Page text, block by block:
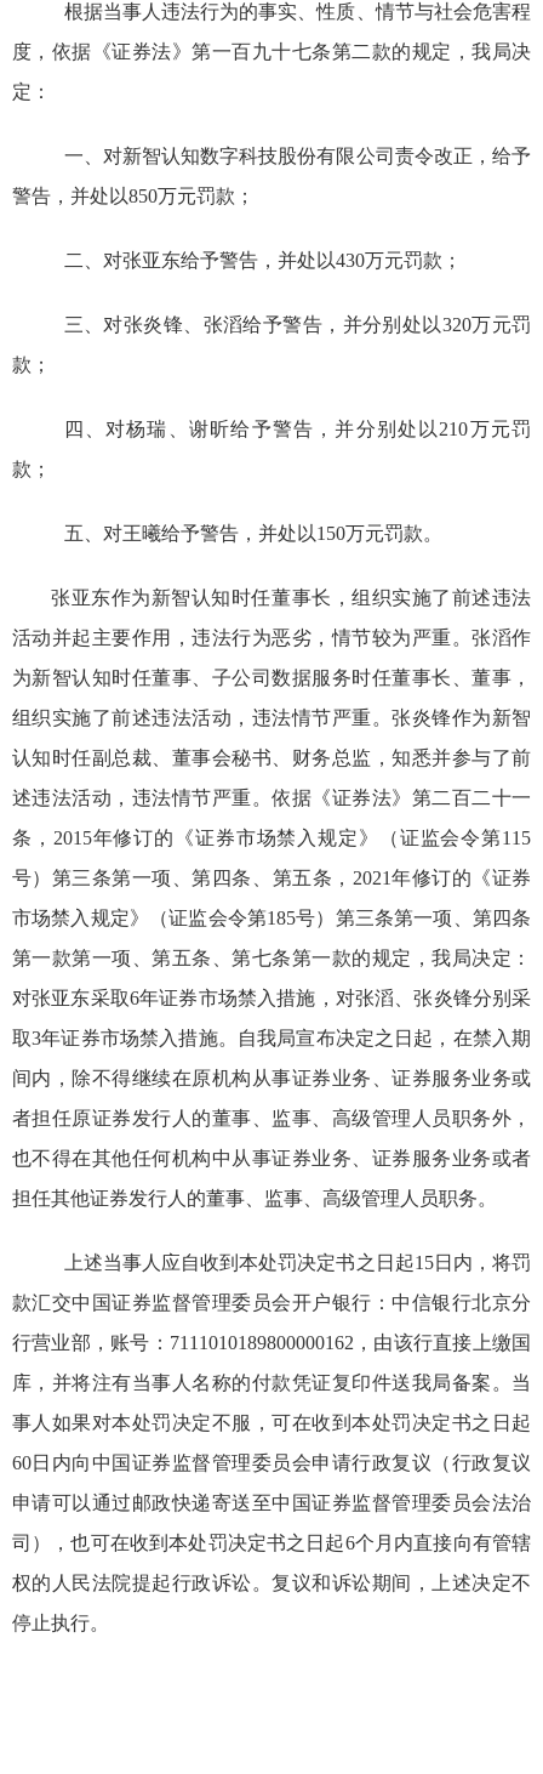
根据当事人违法行为的事实、性质、情节与社会危害程
度，依据 《证券法》第一百九十七条第二款的规定，我局决
定：
一、对新智认知数字科技股份有限公司 责令改正，给予
警告，并处以850万元罚款；
二、对张亚东给予警告，并处以430万元罚款；
三、对张炎锋、张滔给予警告，并分别处以320万元罚
款；
四、对杨瑞、谢昕给予警告，并分别处以210万元罚
款；
五、对王曦给予警告，并处以150万元罚款。
张亚东作为新智认知时任董事长，组织实施了前述违法
活动并起主要作用，违法行为恶劣，情节较为严重。张滔作
为新智认知时任董事、子公司数据服务时任董事长、董事，
组织实施了前述违法活动，违法情节严重。张炎锋作为新智
认知时任副总裁、董事会秘书、财务总监，知悉并参与了前
述违法活动，违法情节严重。依据 《证券法》 第二百二十一
条 ， 2015年修订的《证券市场禁入规定》（证监会令第115
号）第三条第一项、第四条、第五条， 2021年修订的《证券
市场禁入规定》
（证监会令第185号） 第三条第一项、第四条
第一款第一项 、第五条 、第七条第一款的规定 ，我局决定：
对张亚东采取6年证券市场禁入措施 ， 对张滔、张炎锋分别采
取3年证券市场禁入措施。
自我局宣布决定之日起，在禁入期
间内，除不得继续在原机构从事证券业务、证券服务业务或
者担任原证券发行人的董事、监事、高级管理人员职务外，
也不得在其他任何机构中从事证券业务、证券服务业务或者
担任其他证券发行人的董事、监事、高级管理人员职务。
上述当事人应自收到本处罚决定书之日起15日内， 将罚
款汇交中国证券监督管理委员会开户银行：中信银行北京分
行营业部，账号： 7111010189800000162，由该行直接上缴国
库，并将注有当事人名称的付款凭证复印件送我局备案。当
事人如果对本处罚决定不服，可在收到本处罚决定书之日起
60日内向中国证券监督管理委员会申请行政复议 （行政复议
申请可以通过邮政快递寄送至中国证券监督管理委员会法治
司）
，也可在收到本处罚决定书之日起6个月内直接向有管辖
权的人民法院提起行政诉讼。复议和诉讼期间，上述决定不
停止执行。